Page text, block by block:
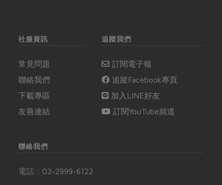
社服資訊
常見問題
聯絡我們
下載專區
友善連結
追蹤我們
訂閱電子報
追蹤Facebook專頁
加入LINE好友
訂閱YouTube頻道
聯絡我們
電話： 02-2999-6122